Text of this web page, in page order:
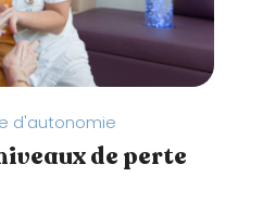
d'autonomie
de perte